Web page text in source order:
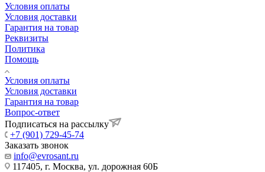
Условия оплаты
Условия доставки
Гарантия на товар
Реквизиты
Политика
Помощь
Условия оплаты
Условия доставки
Гарантия на товар
Вопрос-ответ
Подписаться на рассылку
+7 (901) 729-45-74
Заказать звонок
info@evrosant.ru
117405, г. Москва, ул. дорожная 60Б